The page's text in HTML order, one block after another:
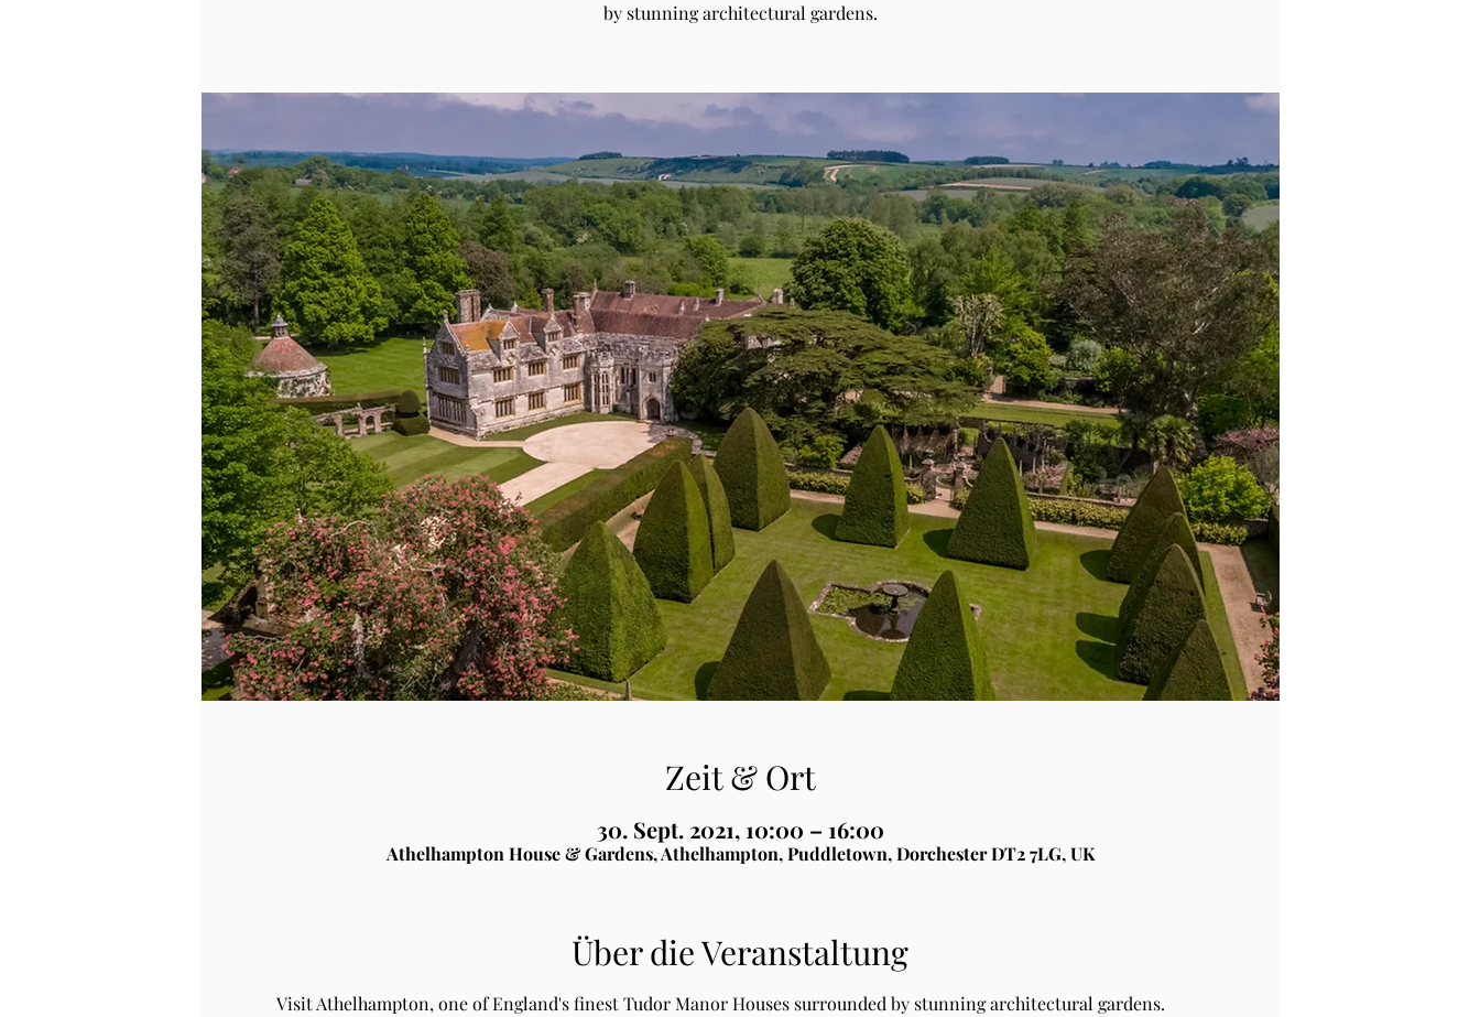
by stunning architectural gardens.
Zeit & Ort
30. Sept. 2021, 10:00 – 16:00
Athelhampton House & Gardens, Athelhampton, Puddletown, Dorchester DT2 7LG, UK
Über die Veranstaltung
Visit Athelhampton, one of England's finest Tudor Manor Houses surrounded by stunning architectural gardens.